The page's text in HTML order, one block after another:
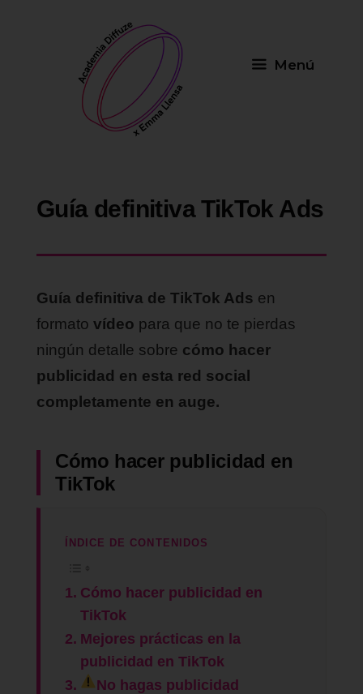
Menú
Guía definitiva TikTok Ads
Guía definitiva de TikTok Ads en
formato vídeo para que no te pierdas
ningún detalle sobre cómo hacer
publicidad en esta red social
completamente en auge.
Cómo hacer publicidad en
TikTok
ÍNDICE DE CONTENIDOS
Cómo hacer publicidad en
TikTok
Mejores prácticas en la
publicidad en TikTok
No hagas publicidad